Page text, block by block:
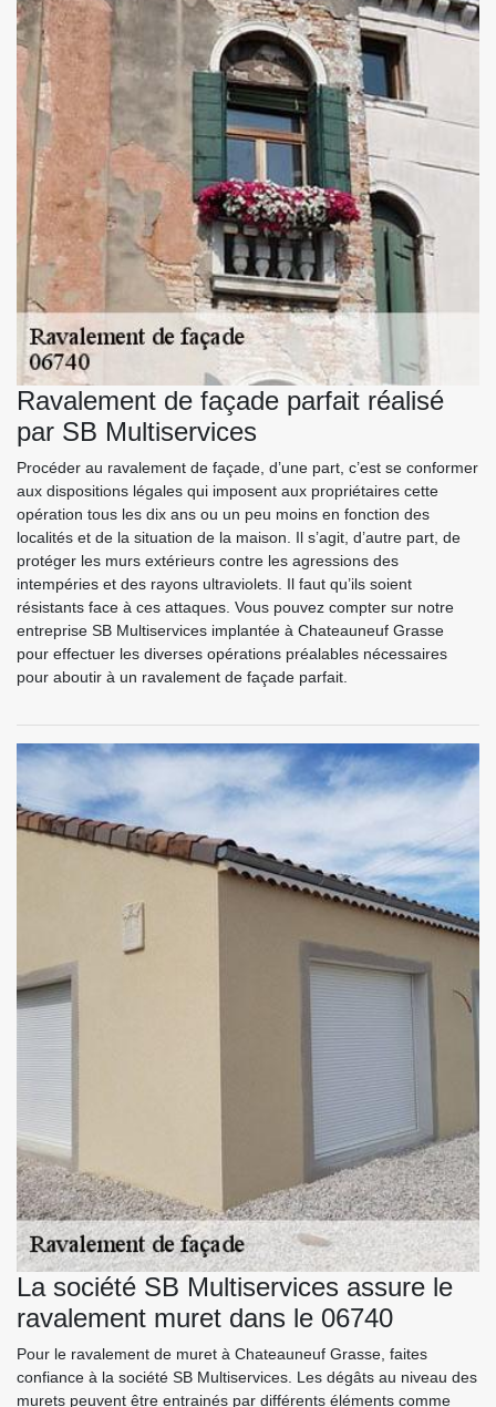
Ravalement de façade parfait réalisé
par SB Multiservices
Procéder au ravalement de façade, d’une part, c’est se conformer
aux dispositions légales qui imposent aux propriétaires cette
opération tous les dix ans ou un peu moins en fonction des
localités et de la situation de la maison. Il s’agit, d’autre part, de
protéger les murs extérieurs contre les agressions des
intempéries et des rayons ultraviolets. Il faut qu’ils soient
résistants face à ces attaques. Vous pouvez compter sur notre
entreprise SB Multiservices implantée à Chateauneuf Grasse
pour effectuer les diverses opérations préalables nécessaires
pour aboutir à un ravalement de façade parfait.
La société SB Multiservices assure le
ravalement muret dans le 06740
Pour le ravalement de muret à Chateauneuf Grasse, faites
confiance à la société SB Multiservices. Les dégâts au niveau des
murets peuvent être entrainés par différents éléments comme